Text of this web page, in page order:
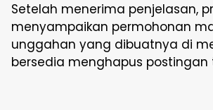
Setelah menerima penjelasan,
menyampaikan permohonan
unggahan yang dibuatnya di
bersedia menghapus postingan